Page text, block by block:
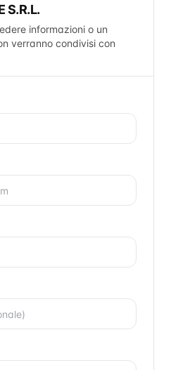
S.R.L.
informazioni o un
verranno condivisi con